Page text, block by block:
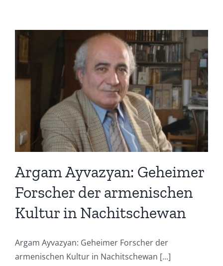
Argam Ayvazyan: Geheimer
Forscher der armenischen
Kultur in Nachitschewan
Argam Ayvazyan: Geheimer Forscher der
armenischen Kultur in Nachitschewan [...]